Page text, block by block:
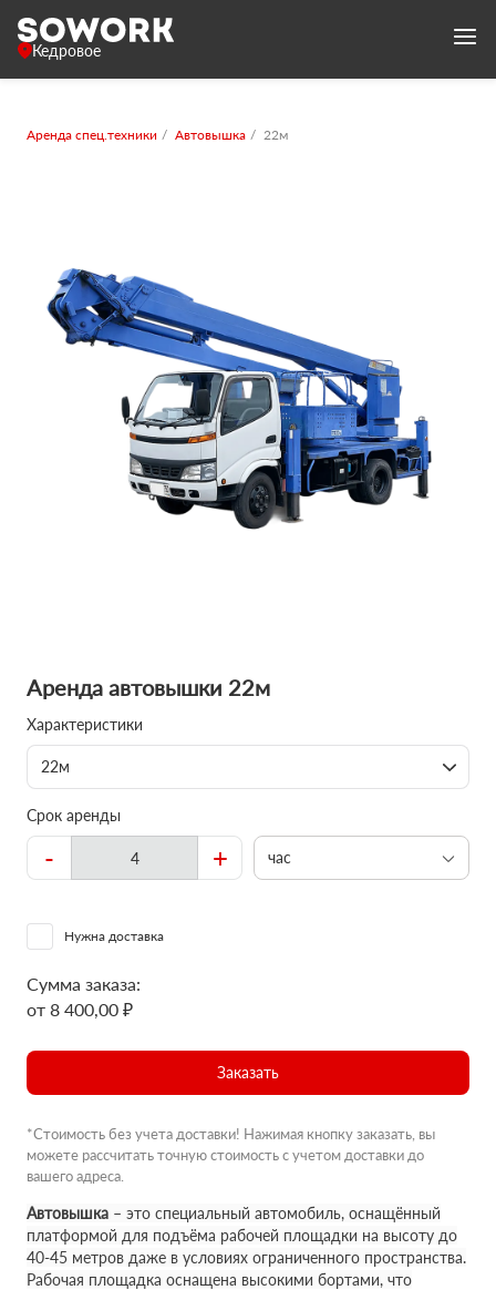
Кедровое
Аренда спец.техники Автовышка 22м
Аренда автовышки 22м
Характеристики
22м
Срок аренды
- + час
Нужна доставка
Сумма заказа:
от 8 400,00 ₽
Заказать
*Стоимость без учета доставки! Нажимая кнопку заказать, вы
можете рассчитать точную стоимость с учетом доставки до
вашего адреса.
Автовышка – это специальный автомобиль, оснащённый
платформой для подъёма рабочей площадки на высоту до
40-45 метров даже в условиях ограниченного пространства.
Рабочая площадка оснащена высокими бортами, что